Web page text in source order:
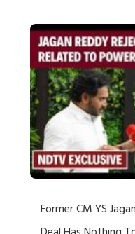
Former CM YS